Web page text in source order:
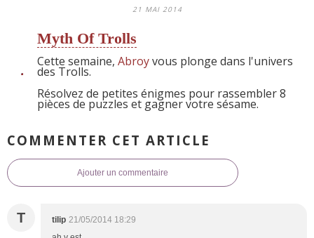
21 MAI 2014
Myth Of Trolls
Cette semaine, Abroyvous plonge dans l'univers
des Trolls.
Résolvez de petites énigmes pour rassembler 8
pièces de puzzles et gagner votre sésame.
COMMENTER CET ARTICLE
Ajouter un commentaire
T tilip 21/05/2014 18:29